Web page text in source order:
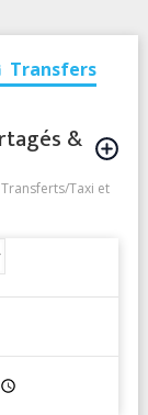
Transfers
&
Taxi et